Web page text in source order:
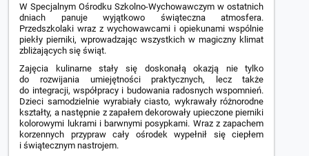
W Specjalnym Ośrodku Szkolno-Wychowawczym w ostatnich
dniach panuje wyjątkowo świąteczna atmosfera.
Przedszkolaki wraz z wychowawcami i opiekunami wspólnie
piekły pierniki, wprowadzając wszystkich w magiczny klimat
zbliżających się świąt.
Zajęcia kulinarne stały się doskonałą okazją nie tylko
do rozwijania umiejętności praktycznych, lecz także
do integracji, współpracy i budowania radosnych wspomnień.
Dzieci samodzielnie wyrabiały ciasto, wykrawały różnorodne
kształty, a następnie z zapałem dekorowały upieczone pierniki
kolorowymi lukrami i barwnymi posypkami. Wraz z zapachem
korzennych przypraw cały ośrodek wypełnił się ciepłem
i świątecznym nastrojem.